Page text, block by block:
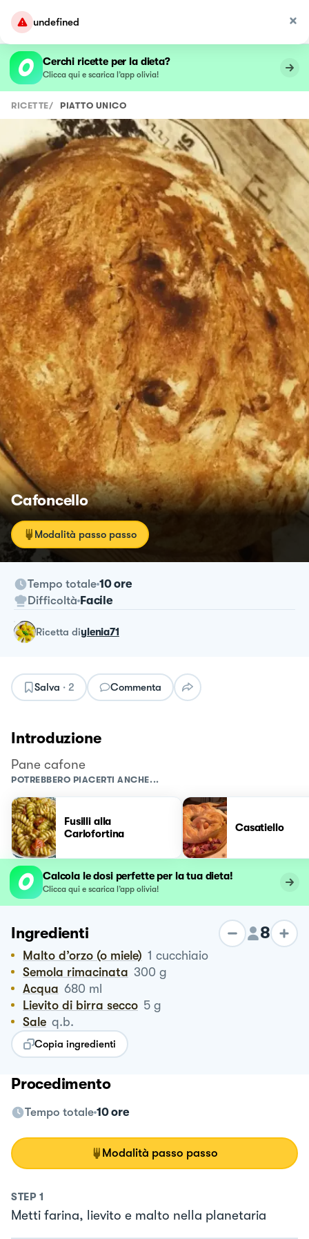
undefined
Cerchi ricette per la dieta?
Clicca qui e scarica l’app olivia!
RICETTE/ PIATTO UNICO
Cafoncello
Modalità passo passo
Tempo totale 10 ore
Difficoltà Facile
ricetta diylenia71
Salva · 2 Commenta
Introduzione
Pane cafone
POTREBBERO PIACERTI ANCHE...
Fusilli alla
Carlofortina
Casatiello
Calcola le dosi perfette per la tua dieta!
Clicca qui e scarica l’app olivia!
Ingredienti 8
Malto d’orzo (o miele) 1 cucchiaio
Semola rimacinata 300 g
Acqua 680 ml
Lievito di birra secco 5 g
Sale q.b.
Copia ingredienti
Procedimento
Tempo totale 10 ore
Modalità passo passo
STEP 1
Metti farina, lievito e malto nella planetaria